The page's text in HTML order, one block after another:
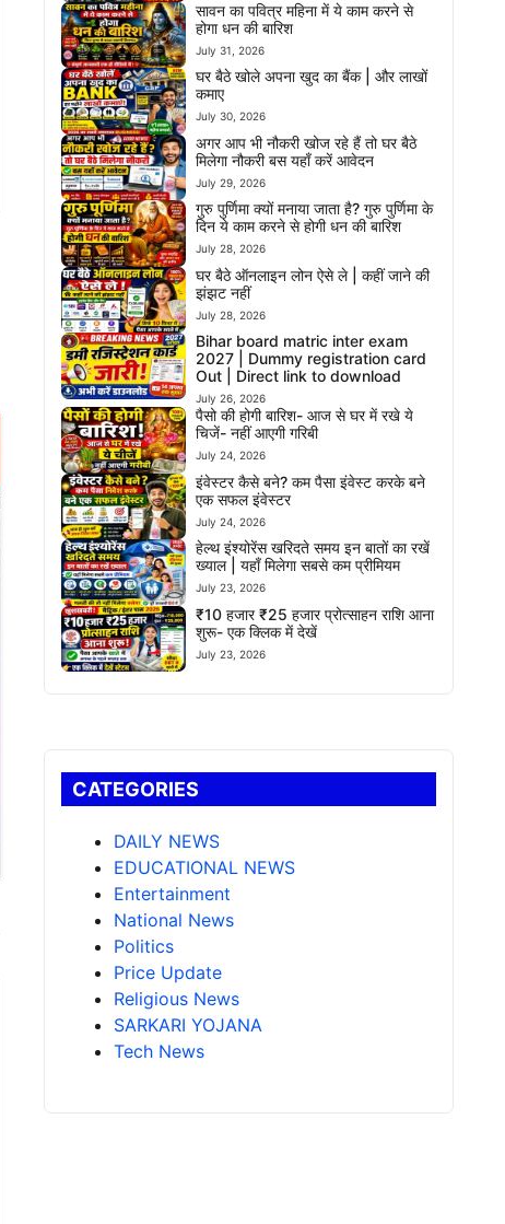
सावन का पवित्र महिना में ये काम करने से
होगा धन की बारिश
July 31, 2026
घर बैठे खोले अपना खुद का बैंक | और लाखों
कमाए
July 30, 2026
अगर आप भी नौकरी खोज रहे हैं तो घर बैठे
मिलेगा नौकरी बस यहाँ करें आवेदन
July 29, 2026
गुरु पुर्णिमा क्यों मनाया जाता है? गुरु पुर्णिमा के
दिन ये काम करने से होगी धन की बारिश
July 28, 2026
घर बैठे ऑनलाइन लोन ऐसे ले | कहीं जाने की
झंझट नहीं
July 28, 2026
Bihar board matric inter exam
2027 | Dummy registration card
Out | Direct link to download
July 26, 2026
पैसो की होगी बारिश- आज से घर में रखे ये
चिजें- नहीं आएगी गरिबी
July 24, 2026
इंवेस्टर कैसे बने? कम पैसा इंवेस्ट करके बने
एक सफल इंवेस्टर
July 24, 2026
हेल्थ इंश्योरेंस खरिदते समय इन बातों का रखें
ख्याल | यहाँ मिलेगा सबसे कम प्रीमियम
July 23, 2026
₹10 हजार ₹25 हजार प्रोत्साहन राशि आना
शुरू- एक क्लिक में देखें
July 23, 2026
CATEGORIES
DAILY NEWS
EDUCATIONAL NEWS
Entertainment
National News
Politics
Price Update
Religious News
SARKARI YOJANA
Tech News